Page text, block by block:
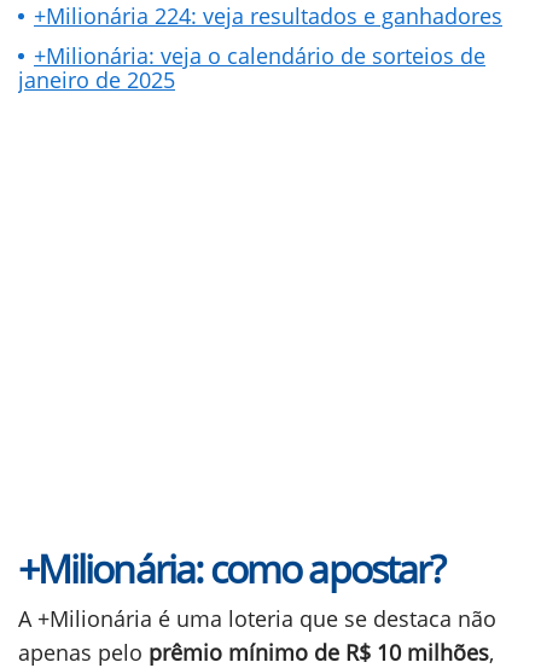
+Milionária 224: veja resultados e ganhadores
+Milionária: veja o calendário de sorteios de
janeiro de 2025
+Milionária: como apostar?
A +Milionária é uma loteria que se destaca não
apenas pelo prêmio mínimo de R$ 10 milhões,